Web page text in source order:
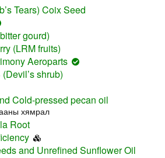
Tears) Coix Seed
gourd)
(LRM fruits)
Aeroparts
shrub)
Cold-pressed pecan oil
хямрал
Root
and Unrefined Sunflower Oil